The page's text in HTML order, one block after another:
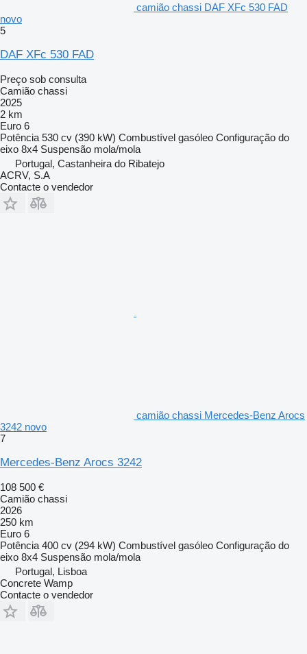
camião chassi DAF XFc 530 FAD
novo
5
DAF XFc 530 FAD
Preço sob consulta
Camião chassi
2025
2 km
Euro 6
Potência 530 cv (390 kW) Combustível gasóleo Configuração do
eixo 8x4 Suspensão mola/mola
Portugal, Castanheira do Ribatejo
ACRV, S.A
Contacte o vendedor
camião chassi Mercedes-Benz Arocs
3242 novo
7
Mercedes-Benz Arocs 3242
108 500 €
Camião chassi
2026
250 km
Euro 6
Potência 400 cv (294 kW) Combustível gasóleo Configuração do
eixo 8x4 Suspensão mola/mola
Portugal, Lisboa
Concrete Wamp
Contacte o vendedor